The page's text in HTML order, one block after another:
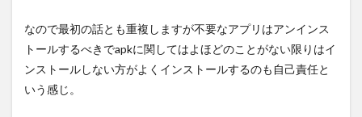
なので最初の話とも重複しますが不要なアプリはアンインス
トールするべきでapkに関してはよほどのことがない限りはイ
ンストールしない方がよくインストールするのも自己責任と
いう感じ。